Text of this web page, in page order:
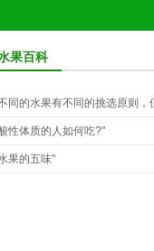
果百科
同的水果有不同的挑选原则，
性体质的人如何吃?"
果的五味"